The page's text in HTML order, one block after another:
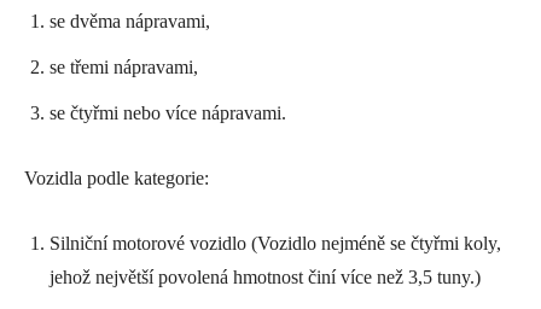
se dvěma nápravami,
se třemi nápravami,
se čtyřmi nebo více nápravami.
Vozidla podle kategorie:
Silniční motorové vozidlo (Vozidlo nejméně se čtyřmi koly,
jehož největší povolená hmotnost činí více než 3,5 tuny.)